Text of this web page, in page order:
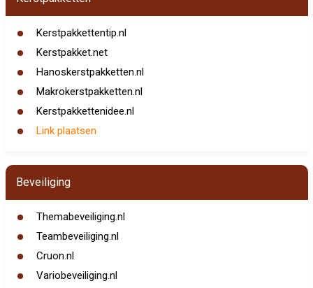
Kerstpakkettentip.nl
Kerstpakket.net
Hanoskerstpakketten.nl
Makrokerstpakketten.nl
Kerstpakkettenidee.nl
Link plaatsen
Beveiliging
Themabeveiliging.nl
Teambeveiliging.nl
Cruon.nl
Variobeveiliging.nl